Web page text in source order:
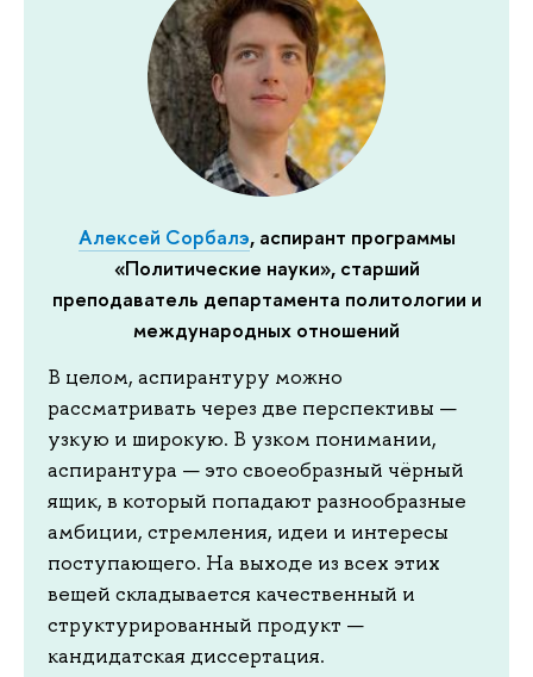
Алексей Сорбалэ, аспирант программы
«Политические науки», старший
преподаватель департамента политологии и
международных отношений
В целом, аспирантуру можно
рассматривать через две перспективы —
узкую и широкую. В узком понимании,
аспирантура — это своеобразный чёрный
ящик, в который попадают разнообразные
амбиции, стремления, идеи и интересы
поступающего. На выходе из всех этих
вещей складывается качественный и
структурированный продукт —
кандидатская диссертация.